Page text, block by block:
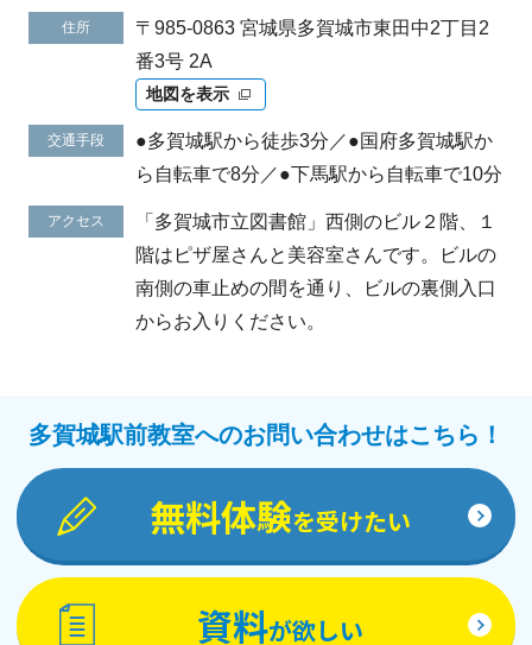
住所
〒985-0863 宮城県多賀城市東田中2丁目2
番3号 2A
地図を表示
交通手段
●多賀城駅から徒歩3分／●国府多賀城駅か
ら自転車で8分／●下馬駅から自転車で10分
アクセス
「多賀城市立図書館」西側のビル２階、１
階はピザ屋さんと美容室さんです。ビルの
南側の車止めの間を通り、ビルの裏側入口
からお入りください。
多賀城駅前教室へのお問い合わせはこちら！
無料体験を受けたい
資料が欲しい